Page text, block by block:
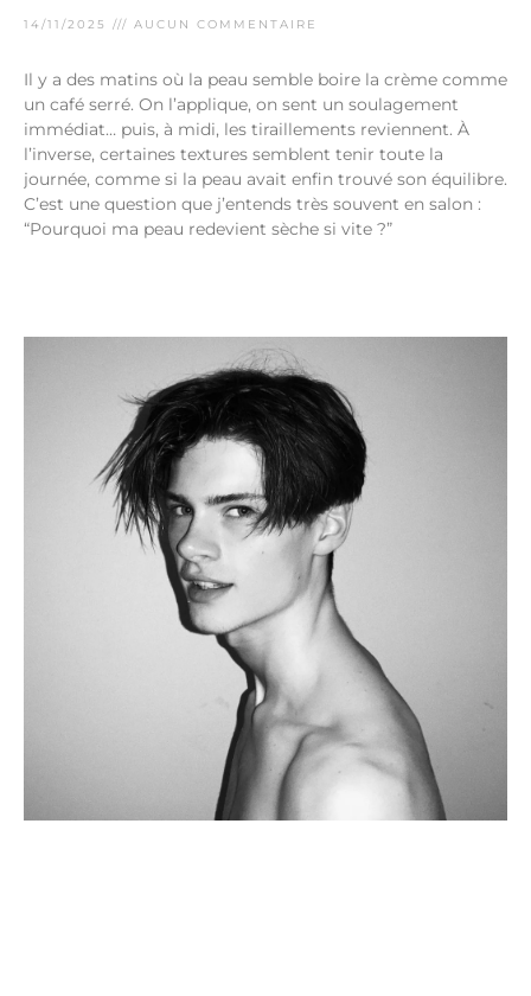
14/11/2025 AUCUN COMMENTAIRE
Il y a des matins où la peau semble boire la crème comme
un café serré. On l’applique, on sent un soulagement
immédiat… puis, à midi, les tiraillements reviennent. À
l’inverse, certaines textures semblent tenir toute la
journée, comme si la peau avait enfin trouvé son équilibre.
C’est une question que j’entends très souvent en salon :
“Pourquoi ma peau redevient sèche si vite ?”